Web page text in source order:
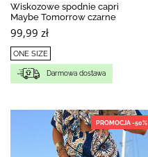
Wiskozowe spodnie capri
Maybe Tomorrow czarne
99,99 zł
ONE SIZE
Darmowa dostawa
PROMOCJA -50%